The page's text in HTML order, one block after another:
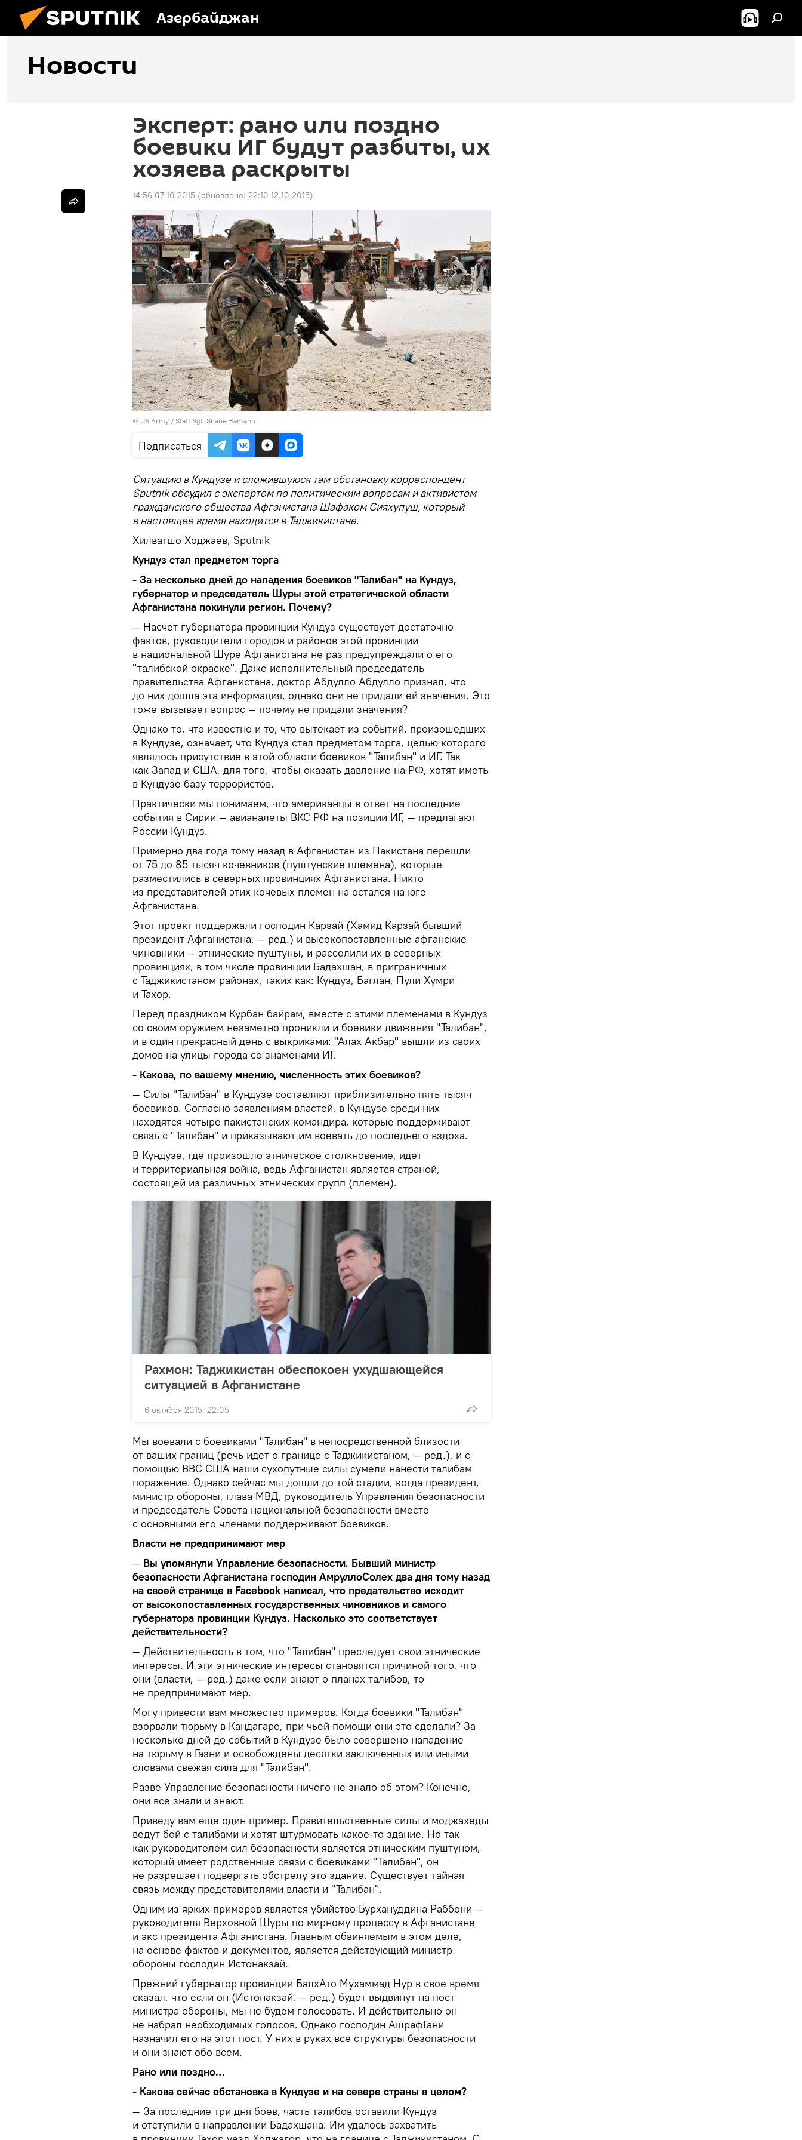
Азербайджан
Новости
Эксперт: рано или поздно
боевики ИГ будут разбиты, их
хозяева раскрыты
14:56 07.10.2015 (обновлено: 22:10 12.10.2015)
© US Army / Staff Sgt. Shane Hamann
Подписаться
Ситуацию в Кундузе и сложившуюся там обстановку корреспондент
Sputnik обсудил с экспертом по политическим вопросам и активистом
гражданского общества Афганистана Шафаком Сияхупуш, который
в настоящее время находится в Таджикистане.
Хилватшо Ходжаев, Sputnik
Кундуз стал предметом торга
- За несколько дней до нападения боевиков "Талибан" на Кундуз,
губернатор и председатель Шуры этой стратегической области
Афганистана покинули регион. Почему?
— Насчет губернатора провинции Кундуз существует достаточно
фактов, руководители городов и районов этой провинции
в национальной Шуре Афганистана не раз предупреждали о его
"талибской окраске". Даже исполнительный председатель
правительства Афганистана, доктор Абдулло Абдулло признал, что
до них дошла эта информация, однако они не придали ей значения. Это
тоже вызывает вопрос — почему не придали значения?
Однако то, что известно и то, что вытекает из событий, произошедших
в Кундузе, означает, что Кундуз стал предметом торга, целью которого
являлось присутствие в этой области боевиков "Талибан" и ИГ. Так
как Запад и США, для того, чтобы оказать давление на РФ, хотят иметь
в Кундузе базу террористов.
Практически мы понимаем, что американцы в ответ на последние
события в Сирии — авианалеты ВКС РФ на позиции ИГ, — предлагают
России Кундуз.
Примерно два года тому назад в Афганистан из Пакистана перешли
от 75 до 85 тысяч кочевников (пуштунские племена), которые
разместились в северных провинциях Афганистана. Никто
из представителей этих кочевых племен на остался на юге
Афганистана.
Этот проект поддержали господин Карзай (Хамид Карзай бывший
президент Афганистана, — ред.) и высокопоставленные афганские
чиновники — этнические пуштуны, и расселили их в северных
провинциях, в том числе провинции Бадахшан, в приграничных
с Таджикистаном районах, таких как: Кундуз, Баглан, Пули Хумри
и Тахор.
Перед праздником Курбан байрам, вместе с этими племенами в Кундуз
со своим оружием незаметно проникли и боевики движения "Талибан",
и в один прекрасный день с выкриками: "Алах Акбар" вышли из своих
домов на улицы города со знаменами ИГ.
- Какова, по вашему мнению, численность этих боевиков?
— Силы "Талибан" в Кундузе составляют приблизительно пять тысяч
боевиков. Согласно заявлениям властей, в Кундузе среди них
находятся четыре пакистанских командира, которые поддерживают
связь с "Талибан" и приказывают им воевать до последнего вздоха.
В Кундузе, где произошло этническое столкновение, идет
и территориальная война, ведь Афганистан является страной,
состоящей из различных этнических групп (племен).
Рахмон: Таджикистан обеспокоен ухудшающейся
ситуацией в Афганистане
6 октября 2015, 22:05
Мы воевали с боевиками "Талибан" в непосредственной близости
от ваших границ (речь идет о границе с Таджикистаном, — ред.), и с
помощью ВВС США наши сухопутные силы сумели нанести талибам
поражение. Однако сейчас мы дошли до той стадии, когда президент,
министр обороны, глава МВД, руководитель Управления безопасности
и председатель Совета национальной безопасности вместе
с основными его членами поддерживают боевиков.
Власти не предпринимают мер
— Вы упомянули Управление безопасности. Бывший министр
безопасности Афганистана господин АмруллоСолех два дня тому назад
на своей странице в Facebook написал, что предательство исходит
от высокопоставленных государственных чиновников и самого
губернатора провинции Кундуз. Насколько это соответствует
действительности?
— Действительность в том, что "Талибан" преследует свои этнические
интересы. И эти этнические интересы становятся причиной того, что
они (власти, — ред.) даже если знают о планах талибов, то
не предпринимают мер.
Могу привести вам множество примеров. Когда боевики "Талибан"
взорвали тюрьму в Кандагаре, при чьей помощи они это сделали? За
несколько дней до событий в Кундузе было совершено нападение
на тюрьму в Газни и освобождены десятки заключенных или иными
словами свежая сила для "Талибан".
Разве Управление безопасности ничего не знало об этом? Конечно,
они все знали и знают.
Приведу вам еще один пример. Правительственные силы и моджахеды
ведут бой с талибами и хотят штурмовать какое-то здание. Но так
как руководителем сил безопасности является этническим пуштуном,
который имеет родственные связи с боевиками "Талибан", он
не разрешает подвергать обстрелу это здание. Существует тайная
связь между представителями власти и "Талибан".
Одним из ярких примеров является убийство Бурхануддина Раббони —
руководителя Верховной Шуры по мирному процессу в Афганистане
и экс президента Афганистана. Главным обвиняемым в этом деле,
на основе фактов и документов, является действующий министр
обороны господин Истонакзай.
Прежний губернатор провинции БалхАто Мухаммад Нур в свое время
сказал, что если он (Истонакзай, — ред.) будет выдвинут на пост
министра обороны, мы не будем голосовать. И действительно он
не набрал необходимых голосов. Однако господин АшрафГани
назначил его на этот пост. У них в руках все структуры безопасности
и они знают обо всем.
Рано или поздно…
- Какова сейчас обстановка в Кундузе и на севере страны в целом?
— За последние три дня боев, часть талибов оставили Кундуз
и отступили в направлении Бадахшана. Им удалось захватить